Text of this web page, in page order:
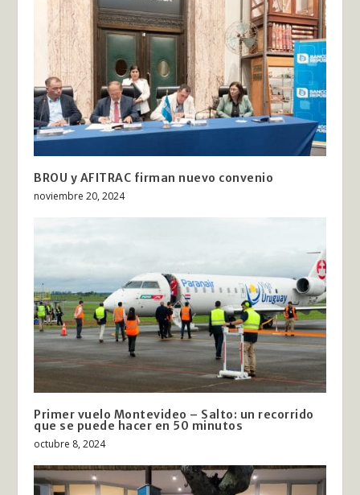
BROU y AFITRAC firman nuevo convenio
noviembre 20, 2024
Primer vuelo Montevideo – Salto: un recorrido
que se puede hacer en 50 minutos
octubre 8, 2024